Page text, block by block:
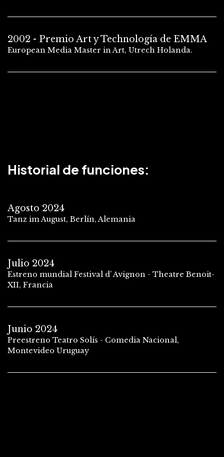
2002 - Premio Art y Technología de EMMA
European Media Master in Art, Utrech Holanda.
Historial de funciones:
Agosto 2024
Tanz im August, Berlín, Alemania
Julio 2024
Estreno mundial Festival d’ Avignon - Theatre Benoit-
XII, Francia
Junio 2024
Preestreno Teatro Solís - Comedia Nacional,
Montevideo Uruguay